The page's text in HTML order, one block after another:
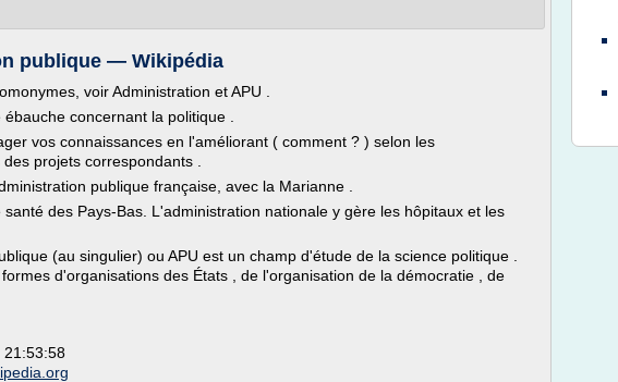
publique — Wikipédia
voir Administration et APU .
concernant la politique .
vos connaissances en l'améliorant ( comment ? ) selon les
projets correspondants .
publique française, avec la Marianne .
santé des Pays-Bas. L'administration nationale y gère les hôpitaux et les
(au singulier) ou APU est un champ d'étude de la science politique .
d'organisations des États , de l'organisation de la démocratie , de
21:53:58